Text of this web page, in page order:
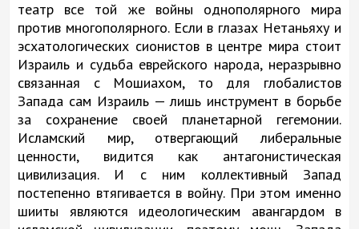
театр все той же войны однополярного мира
против многополярного. Если в глазах Нетаньяху и
эсхатологических сионистов в центре мира стоит
Израиль и судьба еврейского народа, неразрывно
связанная с Мошиахом, то для глобалистов
Запада сам Израиль — лишь инструмент в борьбе
за сохранение своей планетарной гегемонии.
Исламский мир, отвергающий либеральные
ценности, видится как антагонистическая
цивилизация. И с ним коллективный Запад
постепенно втягивается в войну. При этом именно
шииты являются идеологическим авангардом в